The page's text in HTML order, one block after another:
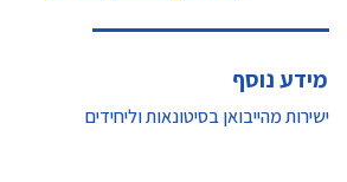
מידע נוסף
ישירות מהייבואן בסיטונאות וליחידים